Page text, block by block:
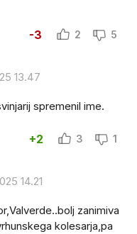
-3 2 5
13.47
spremenil ime.
+2 3 1
14.21
zanimiva
kolesarja,pa